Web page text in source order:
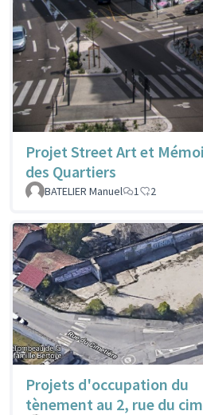
Projet Street Art et
des Quartiers
BATELIER Manuel
1 2
Projets d'occupation du
tènement au 2, rue du